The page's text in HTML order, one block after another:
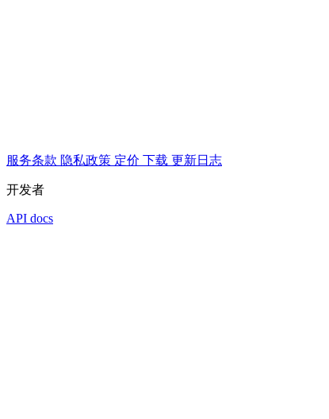
服务条款 隐私政策 定价 下载 更新日志
开发者
API docs